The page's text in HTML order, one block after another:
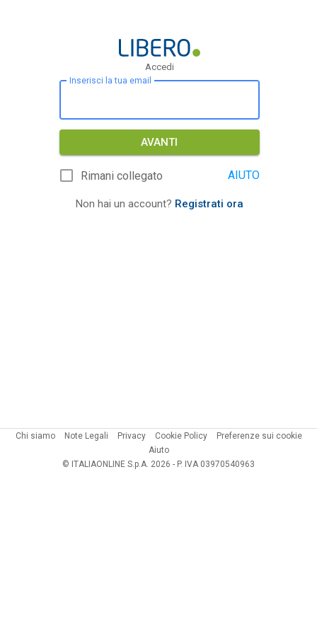
Accedi
Inserisci la tua email
AVANTI
Rimani collegato AIUTO
Non hai un account? Registrati ora
Chi siamo Note Legali Privacy Cookie Policy
Preferenze sui cookie
Aiuto
© ITALIAONLINE S.p.A. 2026 - P. IVA 03970540963